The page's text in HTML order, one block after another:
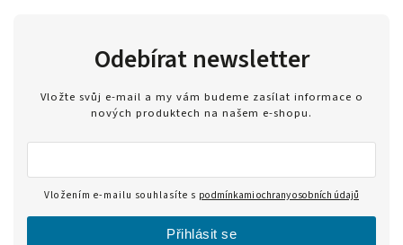
Odebírat newsletter
Vložte svůj e-mail a my vám budeme zasílat informace o
nových produktech na našem e-shopu.
Vložením e-mailu souhlasíte s podmínkami ochrany osobních údajů
Přihlásit se